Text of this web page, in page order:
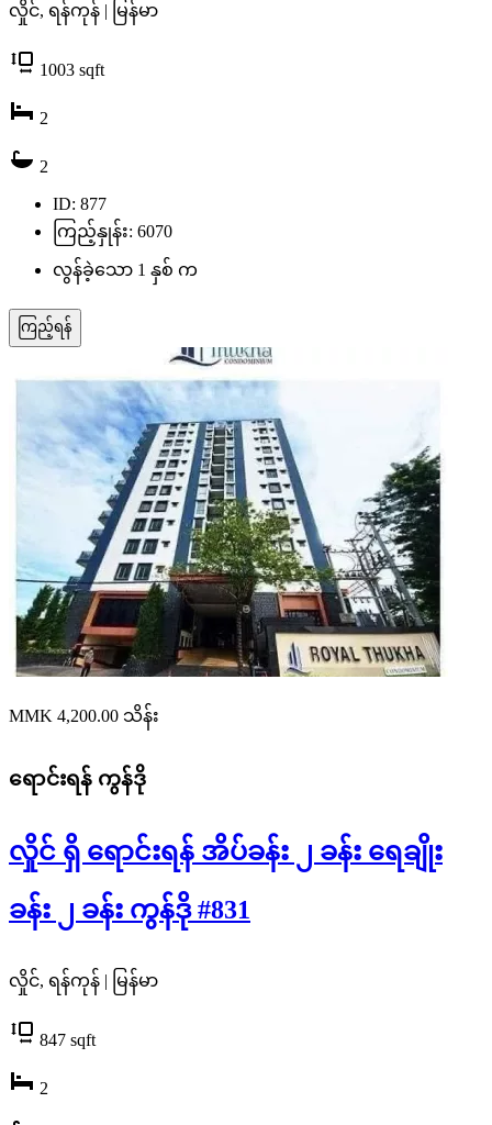
လှိုင်, ရန်ကုန် | မြန်မာ
1003 sqft
2
2
ID: 877
ကြည့်နှုန်း: 6070
လွန်ခဲ့သော 1 နှစ် က
ကြည့်ရန်
MMK 4,200.00 သိန်း
ရောင်းရန် ကွန်ဒို
လှိုင် ရှိ ရောင်းရန် အိပ်ခန်း ၂ ခန်း ရေချိုး
ခန်း ၂ ခန်း ကွန်ဒို #831
လှိုင်, ရန်ကုန် | မြန်မာ
847 sqft
2